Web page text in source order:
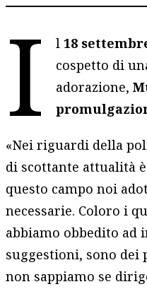
I l18
cospetto di
adorazione,
«Nei riguardi della
di scottante attualità
questo campo noi
necessarie. Coloro i
abbiamo obbedito ad
suggestioni, sono
non sappiamo se